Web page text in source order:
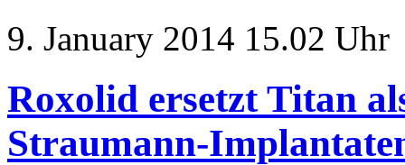
9. January 2014 15.02 Uhr
Roxolid ersetzt Titan
Straumann-